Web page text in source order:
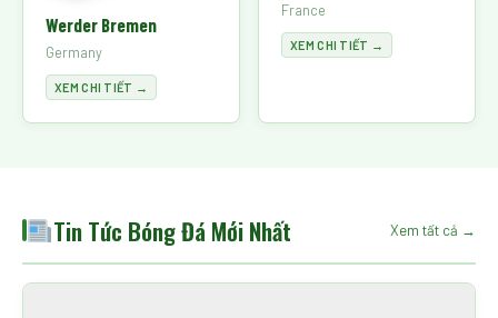
Werder Bremen
Germany
XEM CHI TIẾT →
France
XEM CHI TIẾT →
Tin Tức Bóng Đá Mới Nhất Xem tất cả →